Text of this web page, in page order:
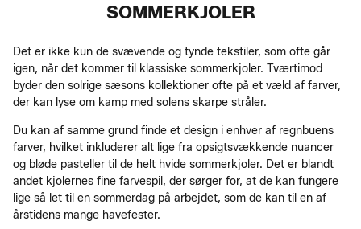
SOMMERKJOLER
Det er ikke kun de svævende og tynde tekstiler, som ofte går
igen, når det kommer til klassiske sommerkjoler. Tværtimod
byder den solrige sæsons kollektioner ofte på et væld af farver,
der kan lyse om kamp med solens skarpe stråler.
Du kan af samme grund finde et design i enhver af regnbuens
farver, hvilket inkluderer alt lige fra opsigtsvækkende nuancer
og bløde pasteller til de helt hvide sommerkjoler. Det er blandt
andet kjolernes fine farvespil, der sørger for, at de kan fungere
lige så let til en sommerdag på arbejdet, som de kan til en af
årstidens mange havefester.